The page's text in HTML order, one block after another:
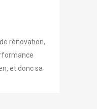
rénovation,
et donc sa